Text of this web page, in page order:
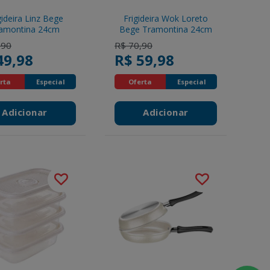
Linz Bege
24cm
from
to
Especial
Adicionar
Frigideira Wok Loreto
Bege Tramontina 24cm
Price reduced from
R$ 70,90to
R$ 59,98
Oferta Especial
Adicionar